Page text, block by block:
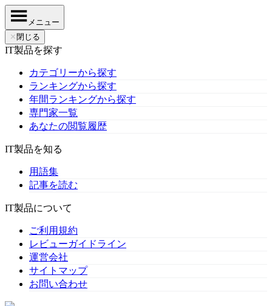
メニュー
✕ 閉じる
IT製品を探す
カテゴリーから探す
ランキングから探す
年間ランキングから探す
専門家一覧
あなたの閲覧履歴
IT製品を知る
用語集
記事を読む
IT製品について
ご利用規約
レビューガイドライン
運営会社
サイトマップ
お問い合わせ